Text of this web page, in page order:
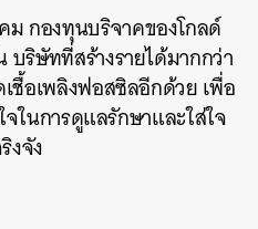
ม กองทุนบริจาคของโกลด์
บริษัทที่สร้างรายได้มากกว่า
ชื้อเพลิงฟอสซิลอีกด้วย เพื่อ
ในการดูแลรักษาและใส่ใจ
งจัง
LINE EMAIL